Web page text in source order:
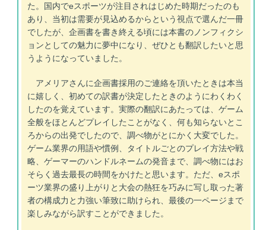
た。国内でeスポーツが注目されはじめた時期だったのも
あり、当初は需要が見込めるからという視点で選んだ一冊
でしたが、企画書を書き終える頃には本書のノンフィクシ
ョンとしての魅力に夢中になり、ぜひとも翻訳したいと思
うようになっていました。
アメリアさんに企画書採用のご連絡を頂いたときは本当
に嬉しく、初めての訳書が決定したときのようにわくわく
したのを覚えています。実際の翻訳にあたっては、ゲーム
全般をほとんどプレイしたことがなく、何も知らないとこ
ろからの出発でしたので、調べ物がとにかく大変でした。
ゲーム業界の用語や慣例、タイトルごとのプレイ方法や戦
略、ゲーマーのハンドルネームの発音まで、調べ物にはお
そらく過去最長の時間をかけたと思います。ただ、eスポ
ーツ業界の盛り上がりと大会の熱狂を巧みに写し取った著
者の構成力と力強い筆致に助けられ、最後の一ページまで
楽しみながら訳すことができました。